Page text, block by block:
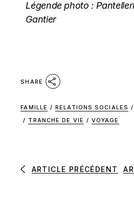
Légende photo :
Gantier
SHARE
FAMILLE / RELATIONS SOCIALES /
/ TRANCHE DE VIE / VOYAGE
ARTICLE PRÉCÉDENT